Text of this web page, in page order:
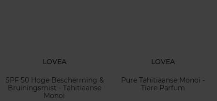
LOVEA
SPF 50 Hoge Bescherming &
Bruiningsmist - Tahitiaanse
Monoi
LOVEA
Pure Tahitiaanse Monoi -
Tiare Parfum